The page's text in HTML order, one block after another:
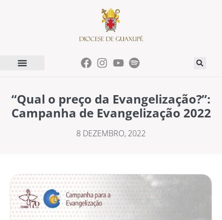
“Qual o preço da Evangelização?”:
Campanha de Evangelização 2022
8 DEZEMBRO, 2022